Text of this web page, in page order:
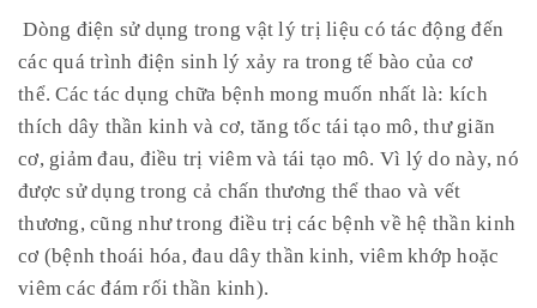
Dòng điện sử dụng trong vật lý trị liệu có tác động đến
các quá trình điện sinh lý xảy ra trong tế bào của cơ
thể. Các tác dụng chữa bệnh mong muốn nhất là: kích
thích dây thần kinh và cơ, tăng tốc tái tạo mô, thư giãn
cơ, giảm đau, điều trị viêm và tái tạo mô. Vì lý do này, nó
được sử dụng trong cả chấn thương thể thao và vết
thương, cũng như trong điều trị các bệnh về hệ thần kinh
cơ (bệnh thoái hóa, đau dây thần kinh, viêm khớp hoặc
viêm các đám rối thần kinh).